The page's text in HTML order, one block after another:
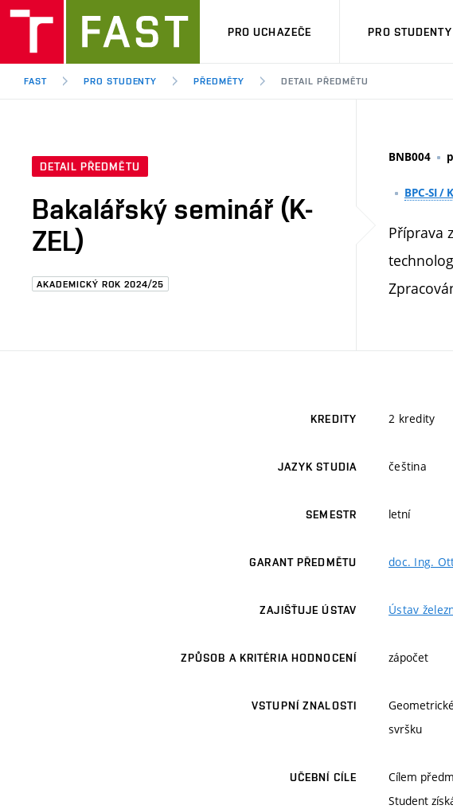
PRO UCHAZEČE PRO STUDENTY
FAST PRO STUDENTY PŘEDMĚTY DETAIL PŘEDMĚTU
DETAIL PŘEDMĚTU
Bakalářský seminář (K-
ZEL)
AKADEMICKÝ ROK 2024/25
BNB004
BPC-SI / K
Příprava
KREDITY 2 kredity
JAZYK STUDIA čeština
SEMESTR letní
GARANT PŘEDMĚTU doc. Ing.
ZAJIŠŤUJE ÚSTAV Ústav
ZPŮSOB A KRITÉRIA HODNOCENÍ zápočet
VSTUPNÍ ZNALOSTI
svršku
UČEBNÍ CÍLE
Cílem
Student